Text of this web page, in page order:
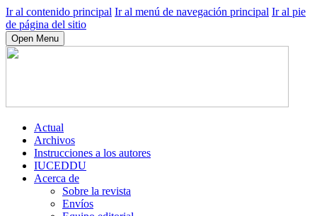
Ir al contenido principal Ir al menú de navegación principal Ir al pie
de página del sitio
Open Menu
Actual
Archivos
Instrucciones a los autores
IUCEDDU
Acerca de
Sobre la revista
Envíos